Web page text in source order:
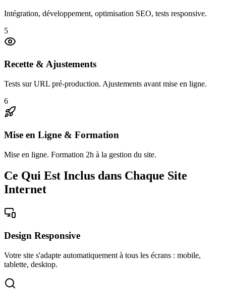
Intégration, développement, optimisation SEO, tests responsive.
5
Recette & Ajustements
Tests sur URL pré-production. Ajustements avant mise en ligne.
6
Mise en Ligne & Formation
Mise en ligne. Formation 2h à la gestion du site.
Ce Qui Est Inclus dans Chaque Site
Internet
Design Responsive
Votre site s'adapte automatiquement à tous les écrans : mobile,
tablette, desktop.